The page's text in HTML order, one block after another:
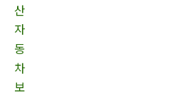
산
자
동
차
보